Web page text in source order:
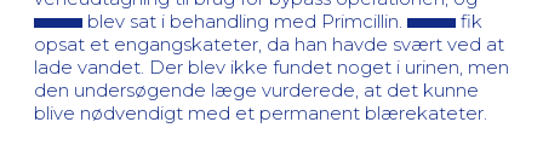
blev sat i behandling med Primcillin.
fik
opsat et engangskateter, da han havde svært ved at
lade vandet. Der blev ikke fundet noget i urinen, men
den undersøgende læge vurderede, at det kunne
blive nødvendigt med et permanent blærekateter.